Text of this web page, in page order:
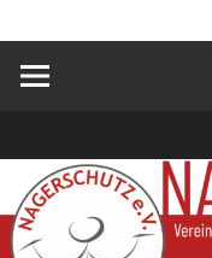
springen
für